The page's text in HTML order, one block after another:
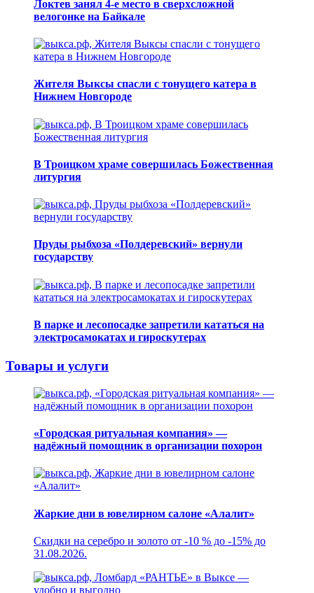
Локтев занял 4-е место в сверхсложной
велогонке на Байкале
Жителя Выксы спасли с тонущего катера в
Нижнем Новгороде
В Троицком храме совершилась Божественная
литургия
Пруды рыбхоза «Полдеревский» вернули
государству
В парке и лесопосадке запретили кататься на
электросамокатах и гироскутерах
Товары и услуги
«Городская ритуальная компания» —
надёжный помощник в организации похорон
Жаркие дни в ювелирном салоне «Алалит»
Скидки на серебро и золото от -10 % до -15% до
31.08.2026.